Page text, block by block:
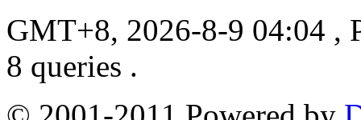
GMT+8, 2026-8-9 04:04 ,
8 queries .